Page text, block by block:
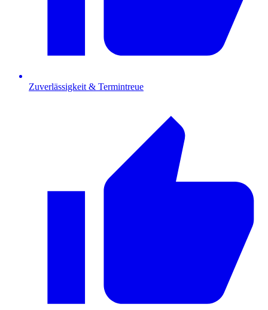
Zuverlässigkeit & Termintreue